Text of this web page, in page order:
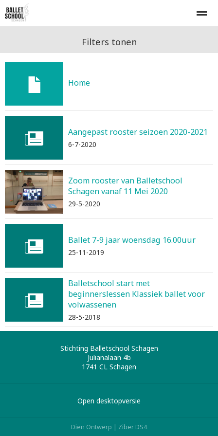
Inschrijven
E-mail Bellen
Filters tonen
Home
Aangepast rooster seizoen 2020-2021
6-7-2020
Zoom rooster van Balletschool
Schagen vanaf 11 Mei 2020
29-5-2020
Ballet 7-9 jaar woensdag 16.00uur
25-11-2019
Balletschool start met
beginnerslessen Klassiek ballet voor
volwassenen
28-5-2018
Stichting Balletschool Schagen
Julianalaan 4b
1741 CL Schagen
Open desktopversie
Dien Ontwerp | Ziber DS4